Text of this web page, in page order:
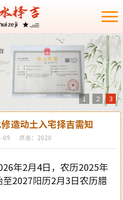
1 2 3
造动土入宅择吉需知
09 点击：2020
年2月4日，农历2025年
至2027阳历2月3日农历腊